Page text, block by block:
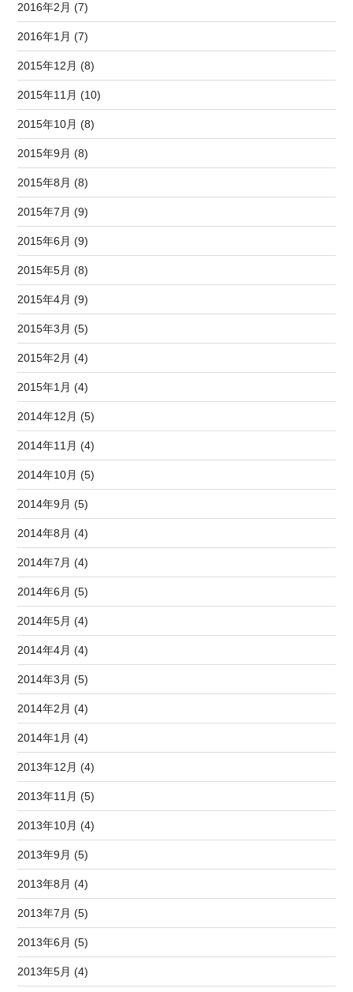
2016年2月 (7)
2016年1月 (7)
2015年12月 (8)
2015年11月 (10)
2015年10月 (8)
2015年9月 (8)
2015年8月 (8)
2015年7月 (9)
2015年6月 (9)
2015年5月 (8)
2015年4月 (9)
2015年3月 (5)
2015年2月 (4)
2015年1月 (4)
2014年12月 (5)
2014年11月 (4)
2014年10月 (5)
2014年9月 (5)
2014年8月 (4)
2014年7月 (4)
2014年6月 (5)
2014年5月 (4)
2014年4月 (4)
2014年3月 (5)
2014年2月 (4)
2014年1月 (4)
2013年12月 (4)
2013年11月 (5)
2013年10月 (4)
2013年9月 (5)
2013年8月 (4)
2013年7月 (5)
2013年6月 (5)
2013年5月 (4)